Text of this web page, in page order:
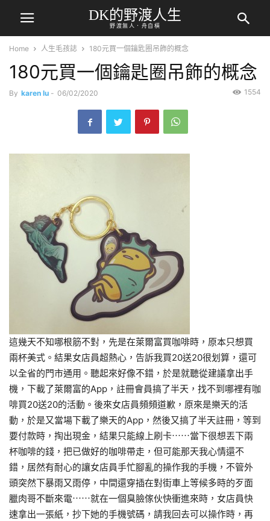
DK的野渡人生
野渡無人．舟自橫
Home 人生毛孩誌 180元買一個鑰匙圈吊飾的概念
180元買一個鑰匙圈吊飾的概念
By karen lu - 06/02/2020 1554
這幾天不知哪根筋不對，先是在萊爾富買咖啡時，原本只想買
兩杯美式。結果女店員超熱心，告訴我買20送20很划算，還可
以全省的門市通用。聽起來好像不錯，於是就聽從建議拿出手
機，下載了萊爾富的App，註冊會員搞了半天，找不到哪裡有咖
啡買20送20的活動。後來女店員頻頻道歉，原來是樂天的活
動，於是又當場下載了樂天的App，然後又搞了半天註冊，等到
要付款時，掏出現金，結果只能線上刷卡⋯⋯當下很想丟下兩
杯咖啡的錢，把已做好的咖啡帶走，但可能那天我心情還不
錯，居然有耐心的讓女店員手忙腳亂的操作我的手機，不管外
頭突然下暴雨又雨停，中間還穿插在對街車上等候多時的歹面
臘肉哥不斷來電⋯⋯就在一個臭臉傢伙快衝進來時，女店員快
速拿出一張紙，抄下她的手機號碼，請我回去可以操作時，再